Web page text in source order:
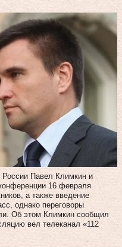
Павел Климкин и
16 февраля
а также введение
однако переговоры
Об этом Климкин сообщил
вел телеканал «112